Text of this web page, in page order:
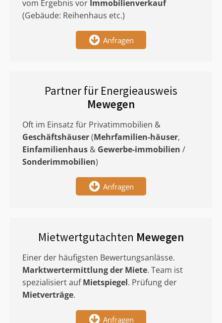
vom Ergebnis vor Immobilienverkauf
(Gebäude: Reihenhaus etc.)
Anfragen
Partner für Energieausweis
Mewegen
Oft im Einsatz für Privatimmobilien &
Geschäftshäuser(Mehrfamilien-häuser,
Einfamilienhaus & Gewerbe-immobilien /
Sonderimmobilien)
Anfragen
Mietwertgutachten Mewegen
Einer der häufigsten Bewertungsanlässe.
Marktwertermittlungder Miete. Team ist
spezialisiert aufMietspiegel. Prüfung der
Mietverträge.
Anfragen